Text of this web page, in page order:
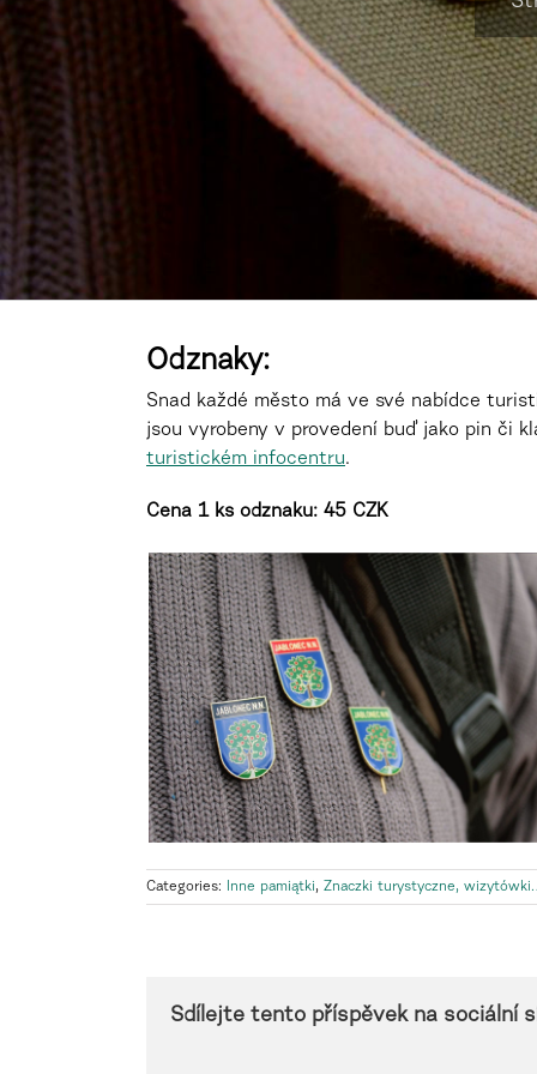
Odznaky:
Snad každé město má ve své nabídce
jsou vyrobeny v provedení buď jako pin či
turistickém infocentru.
Cena 1 ks odznaku: 45 CZK
Categories: Inne pamiątki, Znaczki turystyczne,
Sdílejte tento příspěvek na sociální